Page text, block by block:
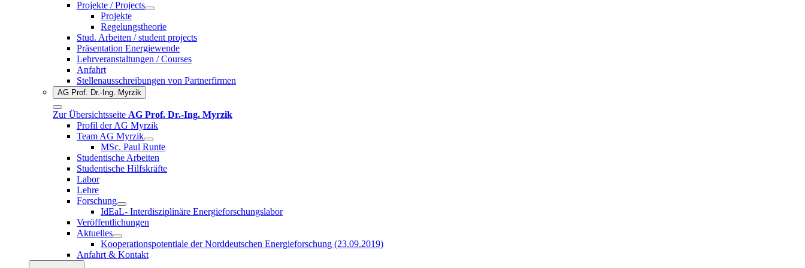
Projekte / Projects
Projekte
Regelungstheorie
Stud. Arbeiten / student projects
Präsentation Energiewende
Lehrveranstaltungen / Courses
Anfahrt
Stellenausschreibungen von Partnerfirmen
AG Prof. Dr.-Ing. Myrzik
Zur Übersichtsseite AG Prof. Dr.-Ing. Myrzik
Profil der AG Myrzik
Team AG Myrzik
MSc. Paul Runte
Studentische Arbeiten
Studentische Hilfskräfte
Labor
Lehre
Forschung
IdEaL- Interdisziplinäre Energieforschungslabor
Veröffentlichungen
Aktuelles
Kooperationspotentiale der Norddeutschen Energieforschung (23.09.2019)
Anfahrt & Kontakt